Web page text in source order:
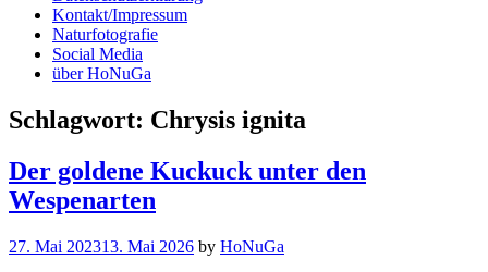
Kontakt/Impressum
Naturfotografie
Social Media
über HoNuGa
Schlagwort: Chrysis ignita
Insekten Naturfotografie Wildbienenschutz
Der goldene Kuckuck unter den
Wespenarten
27. Mai 202313. Mai 2026 by HoNuGa